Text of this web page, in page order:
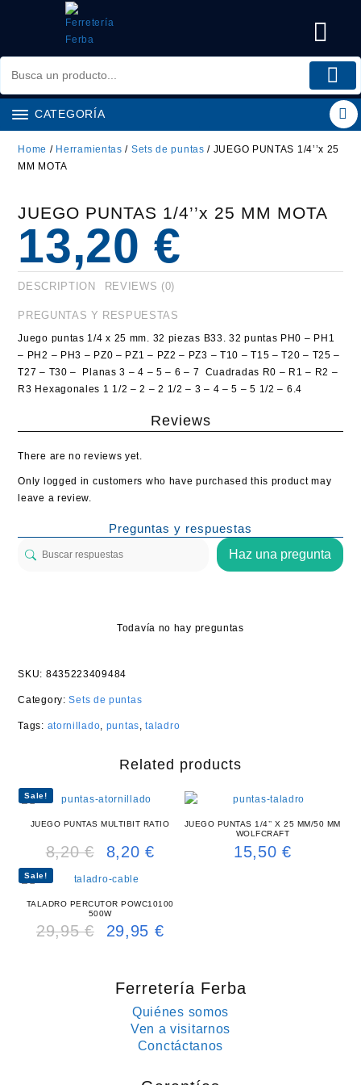
CATEGORÍA
Home / Herramientas / Sets de puntas / JUEGO PUNTAS 1/4’’x 25
MM MOTA
JUEGO PUNTAS 1/4’’x 25 MM MOTA
13,20 €
DESCRIPTION REVIEWS (0)
PREGUNTAS Y RESPUESTAS
Juego puntas 1/4 x 25 mm. 32 piezas B33. 32 puntas PH0 – PH1
– PH2 – PH3 – PZ0 – PZ1 – PZ2 – PZ3 – T10 – T15 – T20 – T25 –
T27 – T30 – Planas 3 – 4 – 5 – 6 – 7 Cuadradas R0 – R1 – R2 –
R3 Hexagonales 1 1/2 – 2 – 2 1/2 – 3 – 4 – 5 – 5 1/2 – 6.4
Reviews
There are no reviews yet.
Only logged in customers who have purchased this product may
leave a review.
Preguntas y respuestas
Haz una pregunta
Todavía no hay preguntas
SKU: 8435223409484
Category:Sets de puntas
Tags: atornillado, puntas,taladro
Related products
Sale!
JUEGO PUNTAS MULTIBIT RATIO
8,20€
Original
was:
8,20 €.
8,20€Current
8,20 €.
JUEGO PUNTAS 1/4’’ X 25 MM/50 MM
WOLFCRAFT
15,50€
Sale!
TALADRO PERCUTOR POWC10100
500W
29,95€
Original
29,95 €.
29,95 €Current
29,95 €.
Ferretería Ferba
Quiénes somos
Ven a visitarnos
Conctáctanos